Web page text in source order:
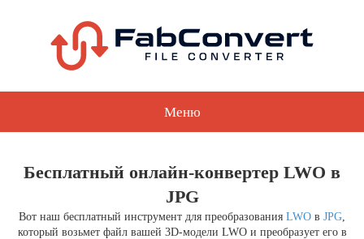
Меню
Бесплатный онлайн-конвертер LWO в
JPG
Вот наш бесплатный инструмент для преобразования LWO в JPG,
который возьмет файл вашей 3D-модели LWO и преобразует его в